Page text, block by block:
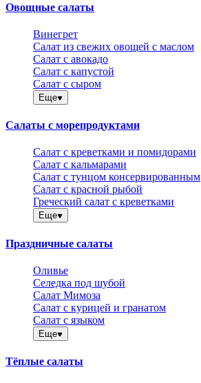
Овощные салаты
Винегрет
Салат из свежих овощей с маслом
Салат с авокадо
Салат с капустой
Салат с сыром
Еще
Салаты с морепродуктами
Салат с креветками и помидорами
Салат с кальмарами
Салат с тунцом консервированным
Салат с красной рыбой
Греческий салат с креветками
Еще
Праздничные салаты
Оливье
Селедка под шубой
Салат Мимоза
Салат с курицей и гранатом
Салат с языком
Еще
Тёплые салаты